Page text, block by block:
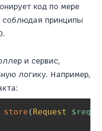
код по мере
принципы
и сервис,
логику. Например,
store ( Request